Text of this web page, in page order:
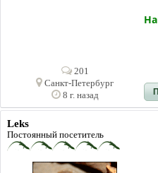
201
Санкт-Петербург
8 г. назад
Leks
Постоянный посетитель